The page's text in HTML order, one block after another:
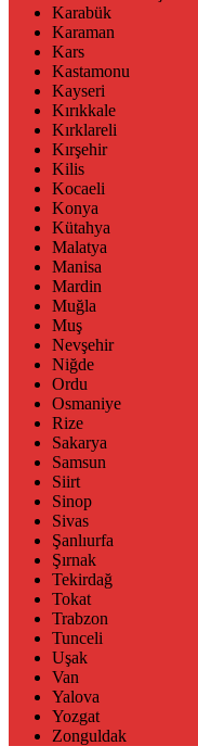
Karabük
Karaman
Kars
Kastamonu
Kayseri
Kırıkkale
Kırklareli
Kırşehir
Kilis
Kocaeli
Konya
Kütahya
Malatya
Manisa
Mardin
Muğla
Muş
Nevşehir
Niğde
Ordu
Osmaniye
Rize
Sakarya
Samsun
Siirt
Sinop
Sivas
Şanlıurfa
Şırnak
Tekirdağ
Tokat
Trabzon
Tunceli
Uşak
Van
Yalova
Yozgat
Zonguldak